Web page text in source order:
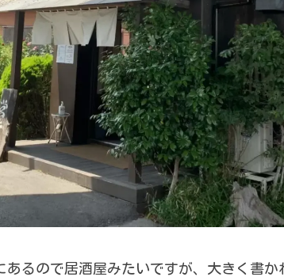
るので居酒屋みたいですが、大きく書